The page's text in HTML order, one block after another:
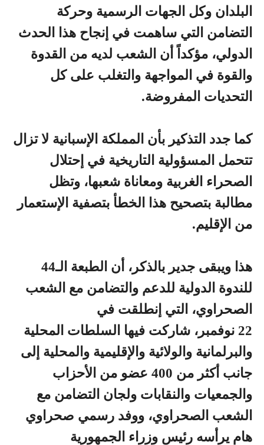
البلدان وكل الجهات الرسمية وحركة
التضامن التي ساهمت في إنجاح هذا الحدث
الدولي، مؤكداً أن الشعب لديه من القدوة
والقوة في المواجهة والتغلب على كل
التحديات المفروضة.
كما جدد التذكير بأن المملكة الإسبانية لا تزال
تتحمل المسؤولية التاريخية في إحتلال
الصحراء الغربية ومعاناة شعبها، وتظل
مطالبة بتصحيح هذا الخطأ بتصفية الإستعمار
من الإقليم.
هذا ويبقى جدير بالذكر، أن الطبعة الـ44
للندوة الدولية للدعم والتضامن مع الشعب
الصحراوي، التي إنطلقت في
22 نوفمبر، شاركت فيها السلطات المحلية
والبرلمانية والولائية والإقليمية والمحلية إلى
جانب أكثر من 400 عضو من الأحزاب
والجمعيات والنقابات ولجان التضامن مع
الشعب الصحراوي، ووفد رسمي صحراوي
هام يرأسه رئيس وزراء الجمهورية